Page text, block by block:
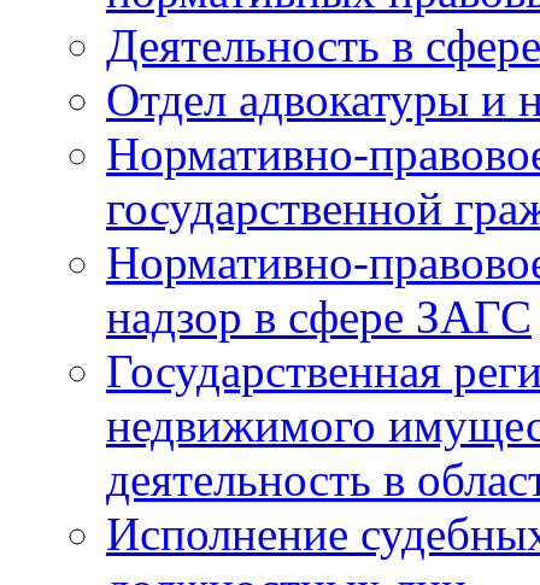
Деятельность в
Отдел адвокатуры и
Нормативно-
государственной
Нормативно-
надзор в сфере ЗАГС
Государственная
недвижимого
деятельность в
Исполнение